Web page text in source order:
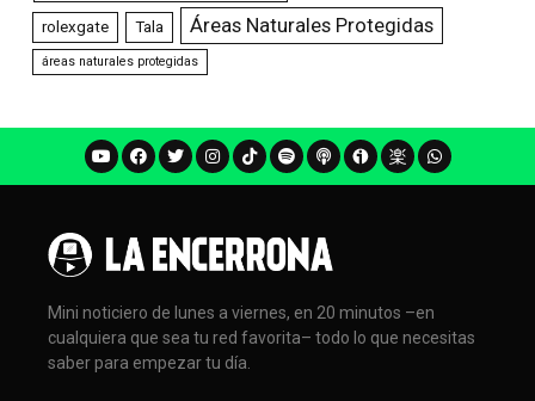
rolexgate Tala Áreas Naturales Protegidas
áreas naturales protegidas
Mini noticiero de lunes a viernes, en 20 minutos –en
cualquiera que sea tu red favorita– todo lo que necesitas
saber para empezar tu día.